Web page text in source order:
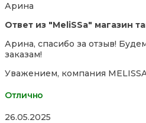
5
Арина
Ответ из "MeliSSa" магазин
Арина, спасибо за отзыв!
заказам!
Уважением, компания
Отлично
Rated
26.05.2025